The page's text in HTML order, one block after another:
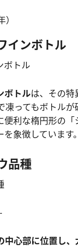
インボトル
ボトルは、その
凍ってもボトル
便利な楕円形の
象徴しています。
品種
心部に位置し、